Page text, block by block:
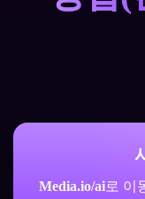
Media.io/ai로 이